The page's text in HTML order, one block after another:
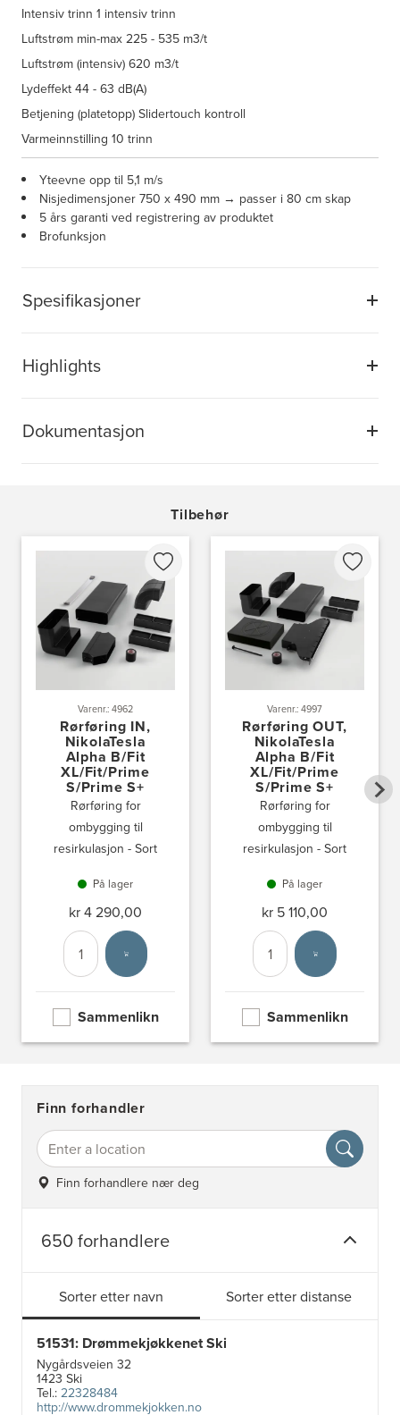
Spesifikasjoner
Highlights
Dokumentasjon
Intensiv trinn 1 intensiv trinn
Luftstrøm min-max225 - 535 m3/t
Luftstrøm (intensiv)620 m3/t
Lydeffekt44 - 63 dB(A)
Betjening (platetopp)Slidertouch kontroll
Varmeinnstilling 10 trinn
Yteevne opp til 5,1 m/s
Nisjedimensjoner 750 x 490 mm → passer i 80 cm skap
5 års garanti ved registrering av produktet
Brofunksjon
Tilbehør
Varenr.: 4962
Rørføring IN,
NikolaTesla
Alpha B/Fit
XL/Fit/Prime
S/Prime S+
Rørføring for
ombygging til
resirkulasjon - Sort
På lager
kr 4 290,00
Antall
Velg enhet
Sammenlikn
Varenr.: 4997
Rørføring OUT,
NikolaTesla
Alpha B/Fit
XL/Fit/Prime
S/Prime S+
Rørføring for
ombygging til
resirkulasjon - Sort
På lager
kr 5 110,00
Antall
Velg enhet
Sammenlikn
Finn forhandler
Finn forhandlere nær deg
650 forhandlere
Sorter etter navn Sorter etter distanse
51531: Drømmekjøkkenet Ski
Nygårdsveien 32
1423 Ski
Tel.:22328484
http://www.drommekjokken.no